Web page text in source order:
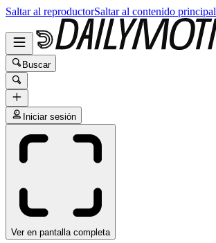
Saltar al reproductorSaltar al contenido principal
Buscar
Iniciar sesión
Ver en pantalla completa